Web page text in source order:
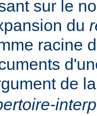
sur le
du
racine
de